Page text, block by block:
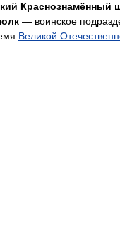
Краснознамённый
— воинское
Великой